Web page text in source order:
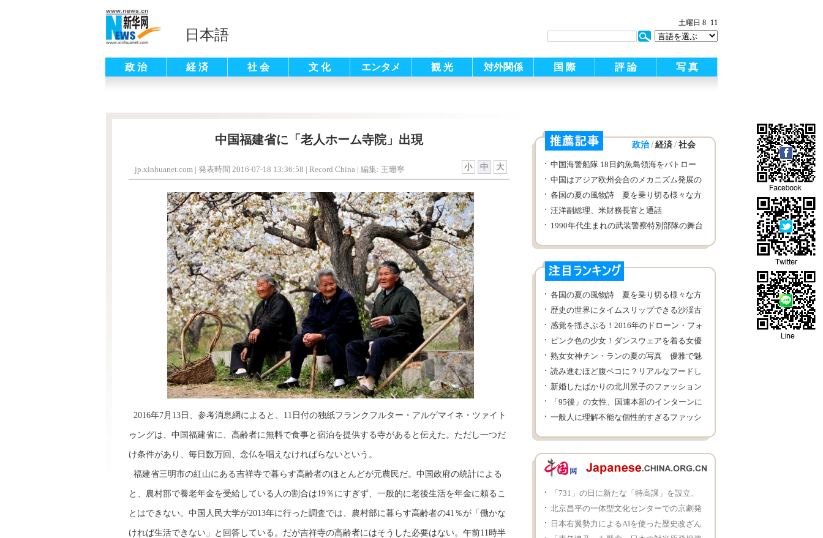
日本語
土曜日 8 11
政 治 経 済 社 会 文 化 エンタメ 観 光 対外関係 国 際 評 論 写 真
中国福建省に「老人ホーム寺院」出現
jp.xinhuanet.com | 発表時間 2016-07-18 13:36:58 | Record China | 編集: 王珊寧 小 中 大
2016年7月13日、参考消息網によると、11日付の独紙フランクフルター・アルゲマイネ・ツァイト
ゥングは、中国福建省に、高齢者に無料で食事と宿泊を提供する寺があると伝えた。ただし一つだ
け条件があり、毎日数万回、念仏を唱えなければらないという。
福建省三明市の紅山にある吉祥寺で暮らす高齢者のほとんどが元農民だ。中国政府の統計による
と、農村部で養老年金を受給している人の割合は19％にすぎず、一般的に老後生活を年金に頼るこ
とはできない。中国人民大学が2013年に行った調査では、農村部に暮らす高齢者の41％が「働かな
ければ生活できない」と回答している。だが吉祥寺の高齢者にはそうした必要はない。午前11時半
政治 / 経済 / 社会
中国海警船隊 18日釣魚島領海をパトロー
ル
中国はアジア欧州会合のメカニズム発展の
推進に重要な役割を果たすだろう―EUの
シンクタンク「Friends of Europe」の政策
主管、シャダ・イスラム氏を独占取材
各国の夏の風物詩 夏を乗り切る様々な方
法
汪洋副総理、米財務長官と通話
1990年代生まれの武装警察特別部隊の舞台
各国の夏の風物詩 夏を乗り切る様々な方
法
歴史の世界にタイムスリップできる沙渓古
鎮
感覚を揺さぶる！2016年のドローン・フォ
トコンテスト優秀作品
ピンク色の少女！ダンスウェアを着る女優
のリン・ユン
熟女女神チン・ランの夏の写真 優雅で魅
力溢れ
読み進むほど腹ペコに？リアルなフードし
おり登場！
新婚したばかりの北川景子のファッション
写真
「95後」の女性、国連本部のインターンに
見事合格
一般人に理解不能な個性的すぎるファッシ